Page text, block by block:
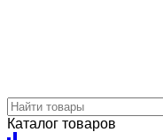
Каталог товаров